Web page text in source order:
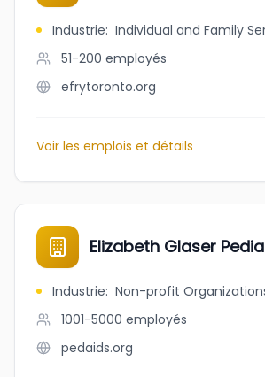
Industrie: Individual and Family
51-200 employés
efrytoronto.org
Voir les emplois et détails
Elizabeth Glaser
Industrie: Non-profit
1001-5000 employés
pedaids.org